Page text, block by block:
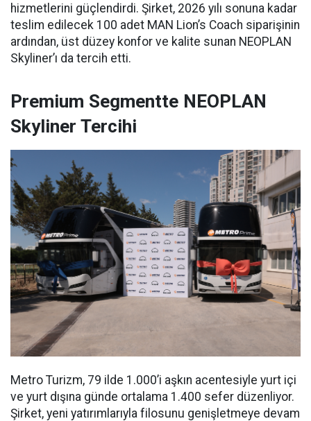
hizmetlerini güçlendirdi. Şirket, 2026 yılı sonuna kadar
teslim edilecek 100 adet MAN Lion’s Coach siparişinin
ardından, üst düzey konfor ve kalite sunan NEOPLAN
Skyliner’ı da tercih etti.
Premium Segmentte NEOPLAN
Skyliner Tercihi
Metro Turizm, 79 ilde 1.000’i aşkın acentesiyle yurt içi
ve yurt dışına günde ortalama 1.400 sefer düzenliyor.
Şirket, yeni yatırımlarıyla filosunu genişletmeye devam